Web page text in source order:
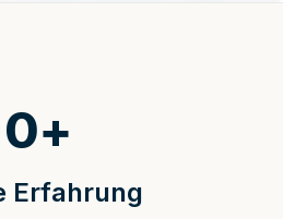
Erfahrung
0+